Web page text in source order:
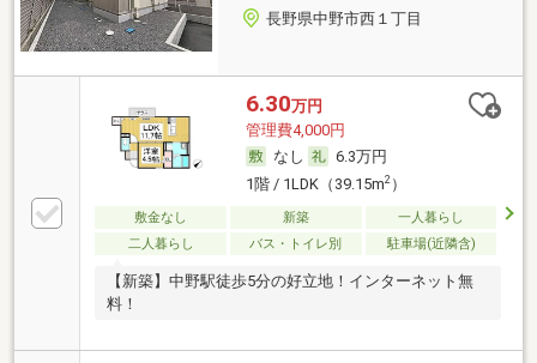
長野県中野市西１丁目
6.30万円
管理費4,000円
なし
6.3万円
1階 / 1LDK（39.15m2）
敷金なし 新築
一人暮らし
二人暮らし
バス・トイレ別 駐車場(近隣含)
【新築】中野駅徒歩5分の好立地！インターネット無
料！